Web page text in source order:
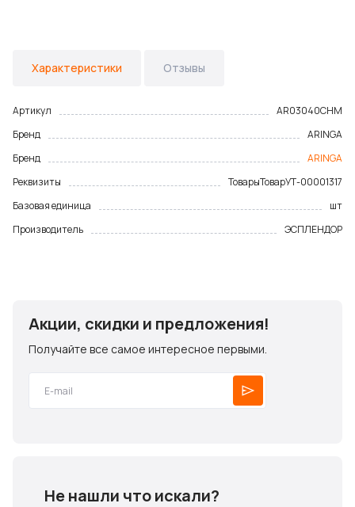
Характеристики Отзывы
Артикул
AR03040CHM
Бренд
ARINGA
Бренд
ARINGA
Реквизиты
ТоварыТоварУТ-00001317
Базовая единица
шт
Производитель
ЭСПЛЕНДОР
Акции, скидки и предложения!
Получайте все самое интересное первыми.
Не нашли что искали?